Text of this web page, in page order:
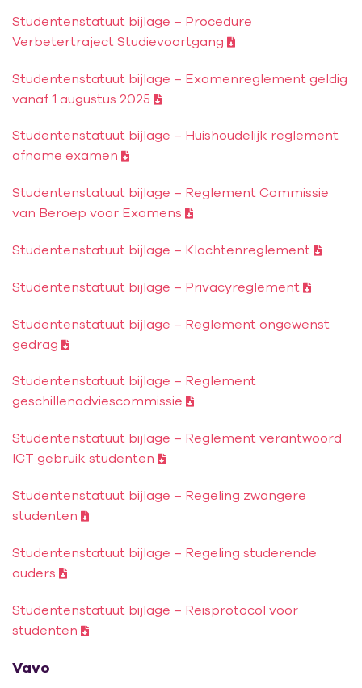
Studentenstatuut bijlage – Procedure
Verbetertraject Studievoortgang
Studentenstatuut bijlage – Examenreglement geldig
vanaf 1 augustus 2025
Studentenstatuut bijlage – Huishoudelijk reglement
afname examen
Studentenstatuut bijlage – Reglement Commissie
van Beroep voor Examens
Studentenstatuut bijlage – Klachtenreglement
Studentenstatuut bijlage – Privacyreglement
Studentenstatuut bijlage – Reglement ongewenst
gedrag
Studentenstatuut bijlage – Reglement
geschillenadviescommissie
Studentenstatuut bijlage – Reglement verantwoord
ICT gebruik studenten
Studentenstatuut bijlage – Regeling zwangere
studenten
Studentenstatuut bijlage – Regeling studerende
ouders
Studentenstatuut bijlage – Reisprotocol voor
studenten
Vavo